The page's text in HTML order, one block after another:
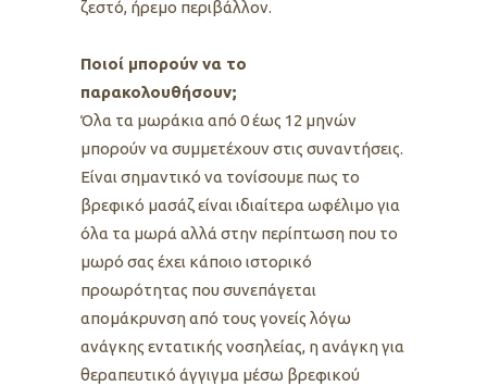
ζεστό, ήρεμο περιβάλλον.
Ποιοί μπορούν να το
παρακολουθήσουν;
Όλα τα μωράκια από 0 έως 12 μηνών
μπορούν να συμμετέχουν στις συναντήσεις.
Είναι σημαντικό να τονίσουμε πως το
βρεφικό μασάζ είναι ιδιαίτερα ωφέλιμο για
όλα τα μωρά αλλά στην περίπτωση που το
μωρό σας έχει κάποιο ιστορικό
προωρότητας που συνεπάγεται
απομάκρυνση από τους γονείς λόγω
ανάγκης εντατικής νοσηλείας, η ανάγκη για
θεραπευτικό άγγιγμα μέσω βρεφικού